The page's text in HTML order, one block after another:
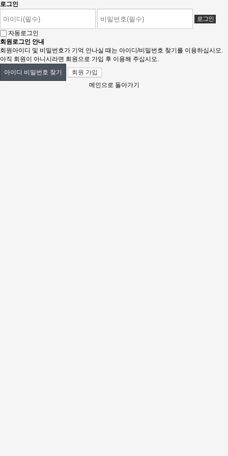
로그인
자동로그인
회원로그인 안내
회원아이디 및 비밀번호가 기억 안나실 때는 아이디/비밀번호 찾기를 이용하십시오.
아직 회원이 아니시라면 회원으로 가입 후 이용해 주십시오.
아이디 비밀번호 찾기
회원 가입
메인으로 돌아가기